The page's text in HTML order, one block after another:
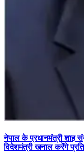
नेपाल के प्रधानमंत्री शाह
विदेशमंत्री खनाल करेंगे